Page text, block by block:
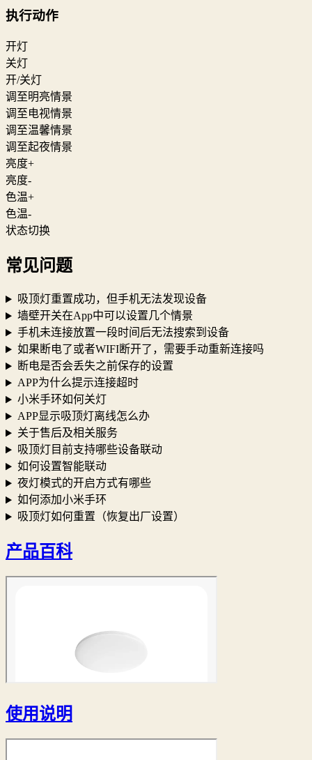
执行动作
开灯
关灯
开/关灯
调至明亮情景
调至电视情景
调至温馨情景
调至起夜情景
亮度+
亮度-
色温+
色温-
状态切换
常见问题
吸顶灯重置成功，但手机无法发现设备
墙壁开关在App中可以设置几个情景
手机未连接放置一段时间后无法搜索到设备
如果断电了或者WIFI断开了，需要手动重新连接吗
断电是否会丢失之前保存的设置
APP为什么提示连接超时
小米手环如何关灯
APP显示吸顶灯离线怎么办
关于售后及相关服务
吸顶灯目前支持哪些设备联动
如何设置智能联动
夜灯模式的开启方式有哪些
如何添加小米手环
吸顶灯如何重置（恢复出厂设置）
产品百科
使用说明